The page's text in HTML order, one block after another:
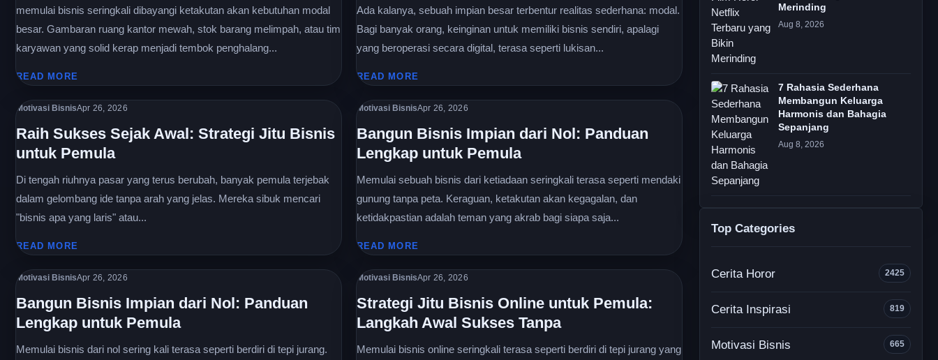
memulai bisnis seringkali dibayangi ketakutan akan kebutuhan modal
besar. Gambaran ruang kantor mewah, stok barang melimpah, atau tim
karyawan yang solid kerap menjadi tembok penghalang...
READ MORE
Ada kalanya, sebuah impian besar terbentur realitas sederhana: modal.
Bagi banyak orang, keinginan untuk memiliki bisnis sendiri, apalagi
yang beroperasi secara digital, terasa seperti lukisan...
READ MORE
Motivasi BisnisApr 26, 2026
Raih Sukses Sejak Awal: Strategi Jitu Bisnis
untuk Pemula
Di tengah riuhnya pasar yang terus berubah, banyak pemula terjebak
dalam gelombang ide tanpa arah yang jelas. Mereka sibuk mencari
"bisnis apa yang laris" atau...
READ MORE
Motivasi BisnisApr 26, 2026
Bangun Bisnis Impian dari Nol: Panduan
Lengkap untuk Pemula
Memulai sebuah bisnis dari ketiadaan seringkali terasa seperti mendaki
gunung tanpa peta. Keraguan, ketakutan akan kegagalan, dan
ketidakpastian adalah teman yang akrab bagi siapa saja...
READ MORE
Motivasi BisnisApr 26, 2026
Bangun Bisnis Impian dari Nol: Panduan
Lengkap untuk Pemula
Memulai bisnis dari nol sering kali terasa seperti berdiri di tepi jurang.
Motivasi BisnisApr 26, 2026
Strategi Jitu Bisnis Online untuk Pemula:
Langkah Awal Sukses Tanpa
Memulai bisnis online seringkali terasa seperti berdiri di tepi jurang yang
Merinding
Aug 8, 2026
7 Rahasia Sederhana
Membangun Keluarga
Harmonis dan Bahagia
Sepanjang
Aug 8, 2026
Top Categories
Cerita Horor 2425
Cerita Inspirasi 819
Motivasi Bisnis 665